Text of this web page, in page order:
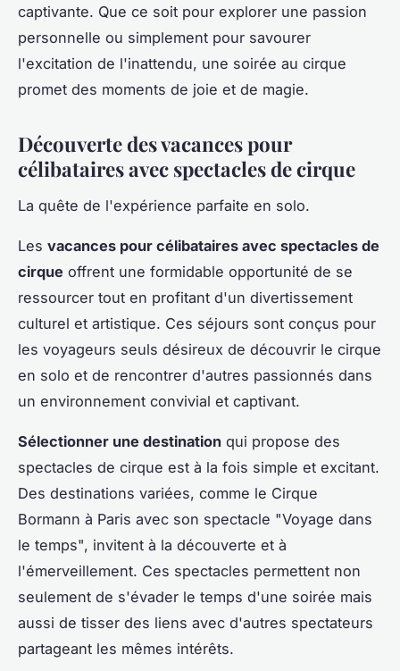
captivante. Que ce soit pour explorer une passion
personnelle ou simplement pour savourer
l'excitation de l'inattendu, une soirée au cirque
promet des moments de joie et de magie.
Découverte des vacances pour
célibataires avec spectacles de cirque
La quête de l'expérience parfaite en solo.
Les vacances pour célibataires avec spectacles de
cirque offrent une formidable opportunité de se
ressourcer tout en profitant d'un divertissement
culturel et artistique. Ces séjours sont conçus pour
les voyageurs seuls désireux de découvrir le cirque
en solo et de rencontrer d'autres passionnés dans
un environnement convivial et captivant.
Sélectionner une destination qui propose des
spectacles de cirque est à la fois simple et excitant.
Des destinations variées, comme le Cirque
Bormann à Paris avec son spectacle "Voyage dans
le temps", invitent à la découverte et à
l'émerveillement. Ces spectacles permettent non
seulement de s'évader le temps d'une soirée mais
aussi de tisser des liens avec d'autres spectateurs
partageant les mêmes intérêts.